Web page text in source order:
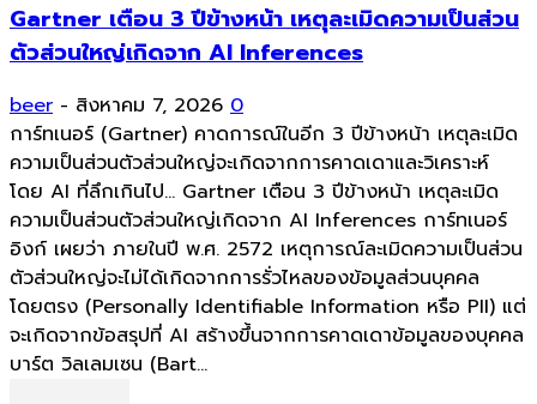
Gartner เตือน 3 ปีข้างหน้า เหตุละเมิดความเป็นส่วน
ตัวส่วนใหญ่เกิดจาก AI Inferences
beer - สิงหาคม 7, 2026 0
การ์ทเนอร์ (Gartner) คาดการณ์ในอีก 3 ปีข้างหน้า เหตุละเมิด
ความเป็นส่วนตัวส่วนใหญ่จะเกิดจากการคาดเดาและวิเคราะห์
โดย AI ที่ลึกเกินไป... Gartner เตือน 3 ปีข้างหน้า เหตุละเมิด
ความเป็นส่วนตัวส่วนใหญ่เกิดจาก AI Inferences การ์ทเนอร์
อิงก์ เผยว่า ภายในปี พ.ศ. 2572 เหตุการณ์ละเมิดความเป็นส่วน
ตัวส่วนใหญ่จะไม่ได้เกิดจากการรั่วไหลของข้อมูลส่วนบุคคล
โดยตรง (Personally Identifiable Information หรือ PII) แต่
จะเกิดจากข้อสรุปที่ AI สร้างขึ้นจากการคาดเดาข้อมูลของบุคคล
บาร์ต วิลเลมเซน (Bart...